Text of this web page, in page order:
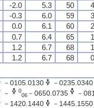
-2.0 5.3 50
-0.3 6.0 59
0.0 6.1 60
0.7 6.4 65
1.2 6.7 68
1.2 6.7 68
－0105.0130
－0235.0340
－ 0
06－0650.0735
－
－1420.1440 －1445.1550